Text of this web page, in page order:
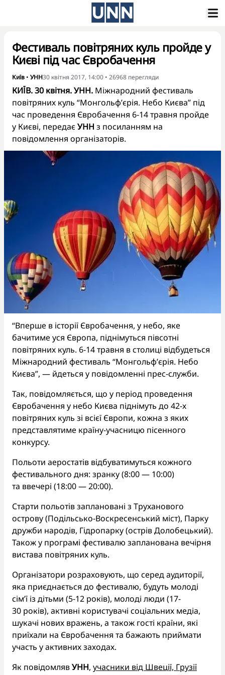
Фестиваль повітряних куль пройде у
Києві під час Євробачення
Київ • УНН30 квітня 2017, 14:00 • 26968 перегляди
КИЇВ. 30 квітня. УНН. Міжнародний фестиваль
повітряних куль “Монгольф’єрія. Небо Києва” під
час проведення Євробачення 6-14 травня пройде
у Києві, передає УНН з посиланням на
повідомлення організаторів.
“Вперше в історії Євробачення, у небо, яке
бачитиме уся Європа, піднімуться півсотні
повітряних куль. 6-14 травня в столиці відбудеться
Міжнародний фестиваль “Монгольф’єрія. Небо
Києва”, — йдеться у повідомленні прес-служби.
Так, повідомляється, що у період проведення
Євробачення у небо Києва піднімуть до 42-х
повітряних куль зі всієї Європи, кожна з яких
представлятиме країну-учасницю пісенного
конкурсу.
Польоти аеростатів відбуватимуться кожного
фестивального дня: зранку (8:00 — 10:00)
та ввечері (18:00 — 20:00).
Старти польотів заплановані з Труханового
острову (Подільсько-Воскресенський міст), Парку
дружби народів, Гідропарку (острів Долобецький).
Також у програмі фестивалю запланована вечірня
вистава повітряних куль.
Організатори розраховують, що серед аудиторії,
яка приєднається до фестивалю, будуть молоді
сім’ї із дітьми (5-12 років), молоді люди (17-
30 років), активні користувачі соціальних медіа,
шукачі нових вражень, а також гості країни, які
приїхали на Євробачення та бажають приймати
участь у активних заходах.
Як повідомлявУНН, учасники від Швеції, Грузії